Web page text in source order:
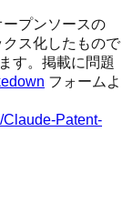
プンソースの
ス化したもので
す。掲載に問題
フォームよ
Patent-